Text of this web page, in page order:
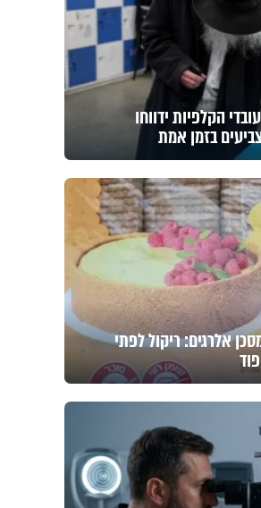
הקלפיות ידווחו
בזמן אמת
אלרגים: ריקול לפתי